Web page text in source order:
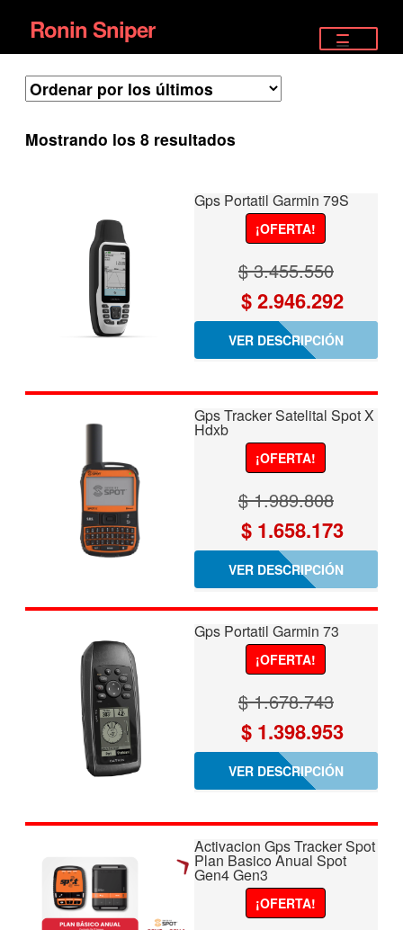
Ir
a
la
Ir
al
contenido
Ronin Sniper
PISTOLAS
SATELITALES
Mostrando los 8 resultados
últimos
Gps Portatil Garmin 79S
¡OFERTA!
$3.455.550
El
precio
original
era:
$ 3.455.550.
$2.946.292El
precio
actual
es:
$
VER DESCRIPCIÓN
Gps Tracker Satelital Spot X
Hdxb
¡OFERTA!
$1.989.808
El
precio
original
era:
$ 1.989.808.
$1.658.173El
precio
actual
es:
VER DESCRIPCIÓN
Gps Portatil Garmin 73
¡OFERTA!
$1.678.743
El
precio
original
$ 1.678.743.
$1.398.953El
precio
actual
$
VER DESCRIPCIÓN
Activacion Gps Tracker Spot
Plan Basico Anual Spot
Gen4 Gen3
¡OFERTA!